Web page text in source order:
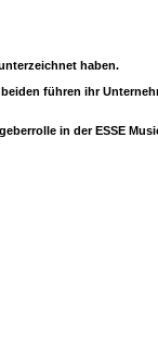
haben.
führen ihr
in der ESSE